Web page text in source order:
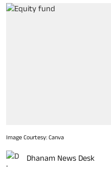
Image Courtesy: Canva
Dhanam News Desk